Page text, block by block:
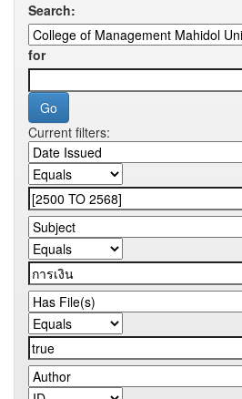
Search:
for
Current filters: